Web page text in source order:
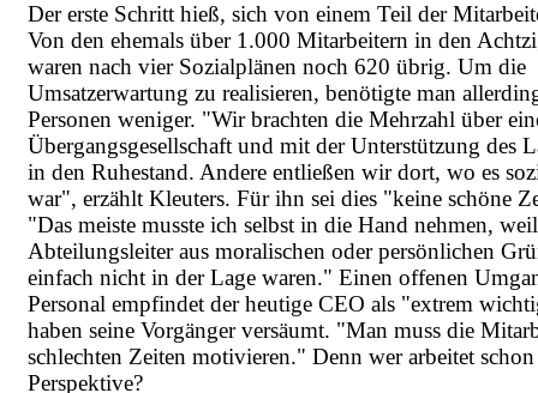
Der erste Schritt hieß, sich von einem Teil der
Von den ehemals über 1.000 Mitarbeitern in den
waren nach vier Sozialplänen noch 620 übrig. Um die
Umsatzerwartung zu realisieren, benötigte man
Personen weniger. "Wir brachten die Mehrzahl über
Übergangsgesellschaft und mit der Unterstützung des
in den Ruhestand. Andere entließen wir dort, wo es
war", erzählt Kleuters. Für ihn sei dies "keine schöne
"Das meiste musste ich selbst in die Hand nehmen,
Abteilungsleiter aus moralischen oder persönlichen
einfach nicht in der Lage waren." Einen offenen
Personal empfindet der heutige CEO als "extrem
haben seine Vorgänger versäumt. "Man muss die
schlechten Zeiten motivieren." Denn wer arbeitet
Perspektive?